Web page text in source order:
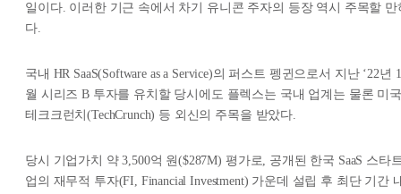
일이다. 이러한 기근 속에서 차기 유니콘 주자의 등장 역시 주목할 만
다.
국내 HR SaaS(Software as a Service)의 퍼스트 펭귄으로서 지난 ‘22년 1
월 시리즈 B 투자를 유치할 당시에도 플렉스는 국내 업계는 물론 미국
테크크런치(TechCrunch) 등 외신의 주목을 받았다.
당시 기업가치 약 3,500억 원($287M) 평가로, 공개된 한국 SaaS 스타
업의 재무적 투자(FI, Financial Investment) 가운데 설립 후 최단 기간